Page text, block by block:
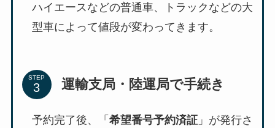
ハイエースなどの普通車、トラックなどの大
型車によって値段が変わってきます。
STEP 運輸支局・陸運局で手続き
予約完了後、「 希望番号予約済証」が発行さ